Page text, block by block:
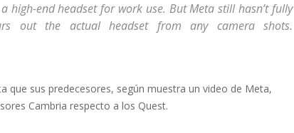
high-end headset for work use. But Meta still hasn’t fully
out the actual headset from any camera shots.
que sus predecesores, según muestra un video de Meta,
Cambria respecto a los Quest.